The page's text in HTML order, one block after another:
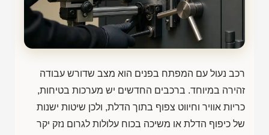
רכב נעול עם המפתח בפנים הוא מצב שדורש עבודה
זהירה במיוחד. ברכבים החדשים יש מערכות בטיחות,
כריות אוויר וחיווט צפוף בתוך הדלת, ולכן שיטות ישנות
של כיפוף הדלת או משיכה בכוח עלולות לגרום נזק יקר